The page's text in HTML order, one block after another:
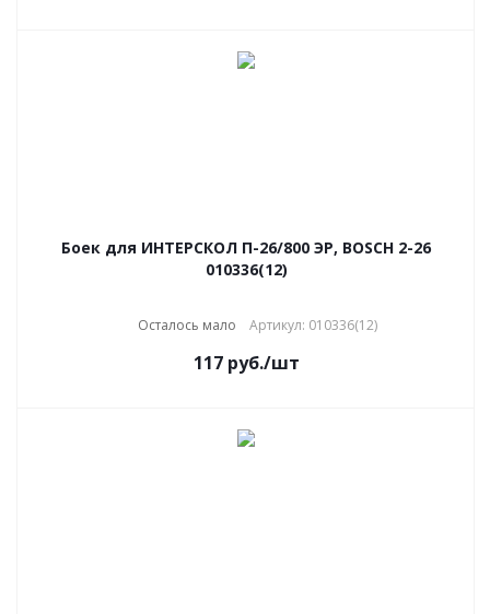
Боек для ИНТЕРСКОЛ П-26/800 ЭР, BOSCH 2-26
010336(12)
Осталось мало Артикул: 010336(12)
117руб./шт